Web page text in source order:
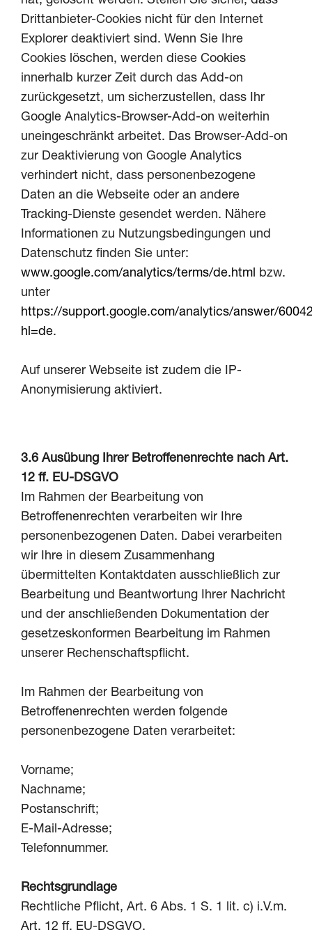
Drittanbieter-Cookies nicht für den Internet
Explorer deaktiviert sind. Wenn Sie Ihre
Cookies löschen, werden diese Cookies
innerhalb kurzer Zeit durch das Add-on
zurückgesetzt, um sicherzustellen, dass Ihr
Google Analytics-Browser-Add-on weiterhin
uneingeschränkt arbeitet. Das Browser-Add-on
zur Deaktivierung von Google Analytics
verhindert nicht, dass personenbezogene
Daten an die Webseite oder an andere
Tracking-Dienste gesendet werden. Nähere
Informationen zu Nutzungsbedingungen und
Datenschutz finden Sie unter:
www.google.com/analytics/terms/de.html bzw.
unter
https://support.google.com/analytics/answer/
hl=de.
Auf unserer Webseite ist zudem die IP-
Anonymisierung aktiviert.
3.6 Ausübung Ihrer Betroffenenrechte nach Art.
12 ff. EU-DSGVO
Im Rahmen der Bearbeitung von
Betroffenenrechten verarbeiten wir Ihre
personenbezogenen Daten. Dabei verarbeiten
wir Ihre in diesem Zusammenhang
übermittelten Kontaktdaten ausschließlich zur
Bearbeitung und Beantwortung Ihrer Nachricht
und der anschließenden Dokumentation der
gesetzeskonformen Bearbeitung im Rahmen
unserer Rechenschaftspflicht.
Im Rahmen der Bearbeitung von
Betroffenenrechten werden folgende
personenbezogene Daten verarbeitet:
Vorname;
Nachname;
Postanschrift;
E-Mail-Adresse;
Telefonnummer.
Rechtsgrundlage
Rechtliche Pflicht, Art. 6 Abs. 1 S. 1 lit. c) i.V.m.
Art. 12 ff. EU-DSGVO.